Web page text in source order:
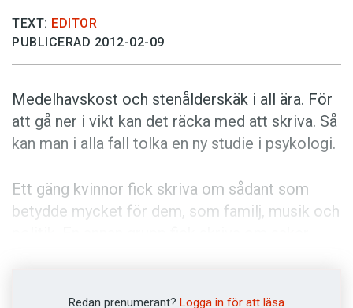
Annonsera
Prenumerera
Press
TEXT: EDITOR
PUBLICERAD 2012-02-09
Medelhavskost och sten­ålders­käk i all ära. För
att gå ner i vikt kan det räcka med att skriva. Så
kan man i alla fall tolka en ny studie i psykologi.
Ett gäng kvinnor fick skriva om sådant som
betydde mycket för dem, som familj, musik och
Innan kvinnorna greppade pennan fick de dock
Redan prenumerant? Logga in för att läsa